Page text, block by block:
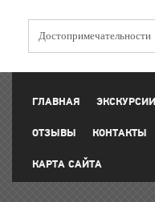
Достопримечательности
ГЛАВНАЯ ЭКСКУРСИИ
ОТЗЫВЫ КОНТАКТЫ
КАРТА САЙТА